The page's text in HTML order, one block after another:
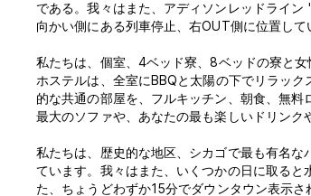
である。我々はまた、アディソンレッドライ
向かい側にある列車停止、右OUT側に位置して
私たちは、個室、4ベッド寮、8ベッドの寮と
ホステルは、全室にBBQと太陽の下でリラッ
的な共通の部屋を、フルキッチン、朝食、無
最大のソファや、あなたの最も楽しいドリンク
私たちは、歴史的な地区、シカゴで最も有名
ています。我々はまた、いくつかの日に取る
た、ちょうどわずか15分でダウンタウン表示